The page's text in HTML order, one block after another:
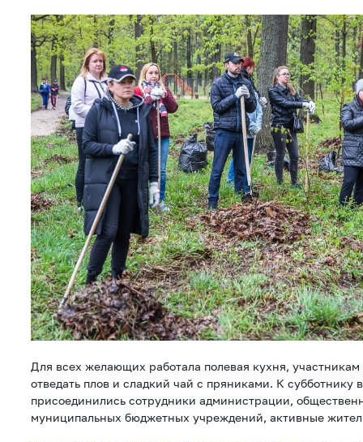
Для всех желающих работала полевая кухня,
отведать плов и сладкий чай с пряниками. К субботнику
присоединились сотрудники администрации,
муниципальных бюджетных учреждений, активные